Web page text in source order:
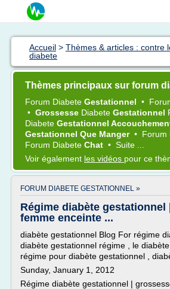
Accueil > Thèmes & articles : contre
diabete
Thèmes principaux sur forum
Forum Diabete Gestationnel •
• Grossesse Diabete Gestationnel
Diabete Gestationnel
Gestationnel Que Manger • Forum
Forum Diabete Chat • Suite ...
Voir également les vidéos pour ce
FORUM DIABETE GESTATIONNEL »
Régime diabète gestationnel
femme enceinte ...
diabète gestationnel Blog For régime
diabète gestationnel régime , le diabète
régime pour diabète gestationnel ,
Sunday, January 1, 2012
Régime diabète gestationnel |